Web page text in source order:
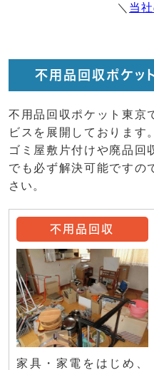
＼ 当
不用品回収ポケッ
不用品回収ポケット東京
ビスを展開しております
ゴミ屋敷片付けや廃品回
でも必ず解決可能ですの
さい。
不用品回収
家具・家電をはじめ、